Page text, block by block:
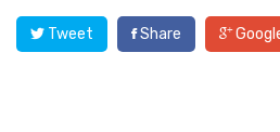
Tweet Share